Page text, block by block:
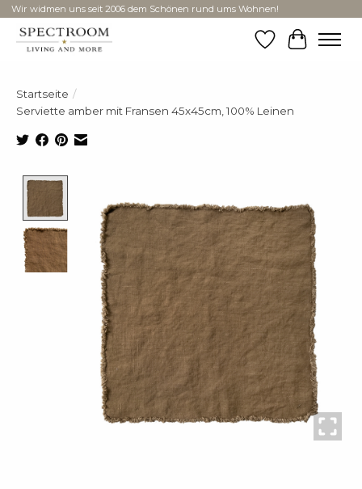
Wir widmen uns seit 2006 dem Schönen rund ums Wohnen!
Wunschzettel
Ihr
Startseite /
Serviette amber mit Fransen 45x45cm, 100% Leinen